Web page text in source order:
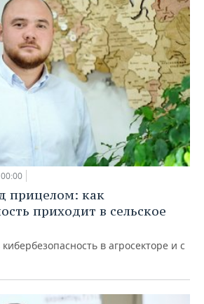
прицелом: как
приходит в сельское
в агросекторе и с